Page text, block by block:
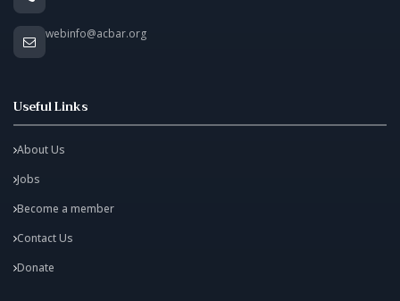
webinfo@acbar.org
Useful Links
About Us
Jobs
Become a member
Contact Us
Donate